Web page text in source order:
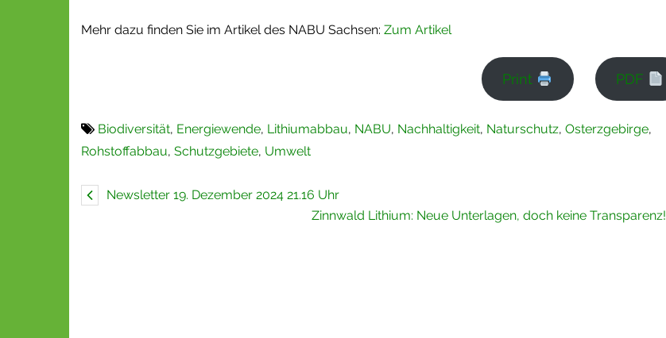
Mehr dazu finden Sie im Artikel des NABU Sachsen: Zum Artikel
Print PDF
Biodiversität, Energiewende, Lithiumabbau, NABU, Nachhaltigkeit, Naturschutz, Osterzgebirge,
Rohstoffabbau, Schutzgebiete, Umwelt
Newsletter 19. Dezember 2024 21.16 Uhr
Zinnwald Lithium: Neue Unterlagen, doch keine Transparenz!